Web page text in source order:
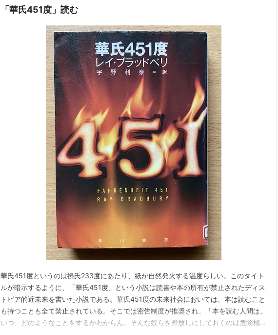
「華氏451度」読む
華氏451度というのは摂氏233度にあたり、紙が自然発火する温度らしい。このタイト
ルが暗示するように、「華氏451度」という小説は読書や本の所有が禁止されたディス
トピア的近未来を書いた小説である。華氏451度の未来社会においては、本は読むこと
も持つことも全て禁止されている。そこでは密告制度が推奨され、「本を読む人間は、
いつ、どのようなことをするかわからん。そんな奴らを野放しにしておくのは危険極ま